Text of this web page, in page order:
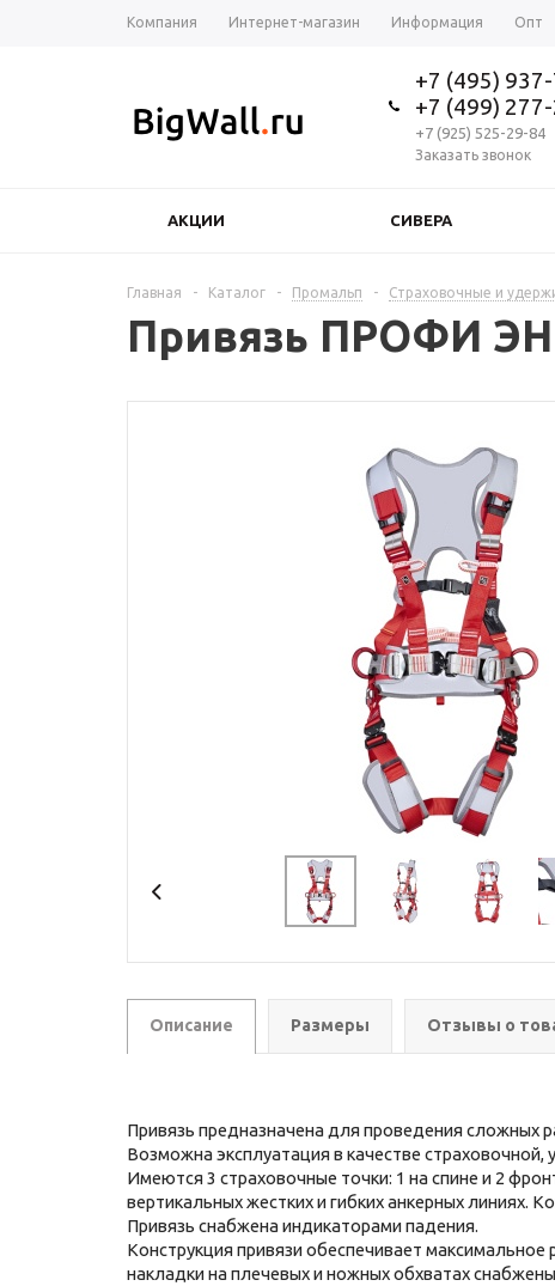
Компания Интернет-магазин Информация Опт
+7 (495)
+7 (499)
+7 (925) 525-29-84
Заказать звонок
АКЦИИ СИВЕРА
Главная - Каталог - Промальп - Страховочные и
Привязь ПРОФИ
Описание Размеры Отзывы о
Привязь предназначена для проведения сложных
Возможна эксплуатация в качестве
Имеются 3 страховочные точки: 1 на спине и 2
вертикальных жестких и гибких анкерных линиях.
Привязь снабжена индикаторами падения.
Конструкция привязи обеспечивает
накладки на плечевых и ножных обхватах